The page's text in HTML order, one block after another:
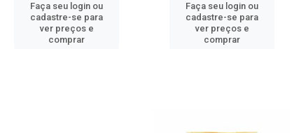
Faça seu login ou
cadastre-se para
ver preços e
comprar
Faça seu login ou
cadastre-se para
ver preços e
comprar